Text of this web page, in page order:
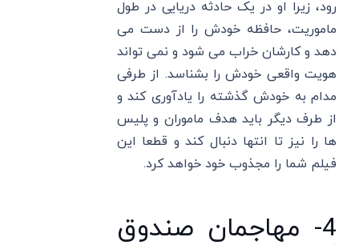
رود، زیرا او در یک حادثه دریایی در طول
ماموریت، حافظه خودش را از دست می‌
دهد و کارشان خراب می‌ شود و نمی‌ تواند
هویت واقعی خودش را بشناسد. از طرفی
مدام به خودش گذشته را یادآوری کند و
از طرف دیگر باید هدف ماموران و پلیس
ها را نیز تا انتها دنبال کند و قطعا این
فیلم شما را مجذوب خود خواهد کرد.
4- مهاجمان صندوق